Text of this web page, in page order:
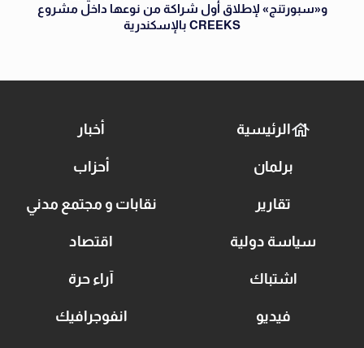
و«سبورتنج» لإطلاق أول شراكة من نوعها داخل مشروع
CREEKS بالإسكندرية
الرئيسية أخبار
برلمان أحزاب
تقارير نقابات و مجتمع مدني
سياسة دولية اقتصاد
اشتباك آراء حرة
فيديو انفوجرافيك